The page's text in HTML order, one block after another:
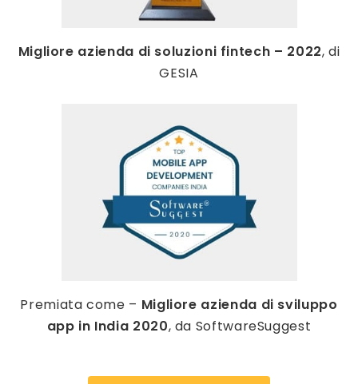
Migliore azienda di soluzioni fintech – 2022, di
GESIA
Premiata come – Migliore azienda di sviluppo
app in India 2020, da SoftwareSuggest